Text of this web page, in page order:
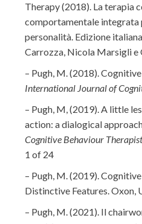
Therapy (2018). La terapia
comportamentale integrata
personalità. Edizione
Carrozza, Nicola Marsigli e
– Pugh, M. (2018).
International Journal of
– Pugh, M, (2019). A little
action: a dialogical
Cognitive Behaviour
1 of 24
– Pugh, M. (2019).
Distinctive Features. Oxon,
– Pugh, M. (2021). Il